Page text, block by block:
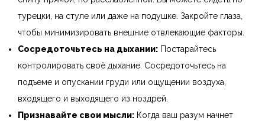
турецки, на стуле или даже на подушке. Закройте глаза,
чтобы минимизировать внешние отвлекающие факторы.
Сосредоточьтесь на дыхании: Постарайтесь
контролировать своё дыхание. Сосредоточьтесь на
подъеме и опускании груди или ощущении воздуха,
входящего и выходящего из ноздрей.
Признавайте свои мысли: Когда ваш разум начнет